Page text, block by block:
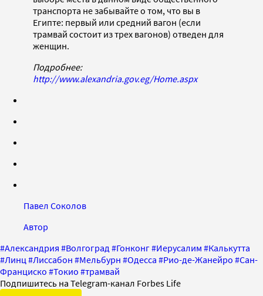
транспорта не забывайте о том, что вы в
Египте: первый или средний вагон (если
трамвай состоит из трех вагонов) отведен для
женщин.
Подробнее:
http://www.alexandria.gov.eg/Home.aspx
Павел Соколов
Автор
#Александрия #Волгоград #Гонконг#Иерусалим #Калькутта
#Линц #Лиссабон #Мельбурн #Одесса #Рио-де-Жанейро #Сан-
Франциско #Токио #трамвай
Подпишитесь на Telegram-канал Forbes Life